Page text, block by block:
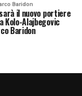
Baridon
il nuovo portiere
Kolo-Alajbegovic
Baridon